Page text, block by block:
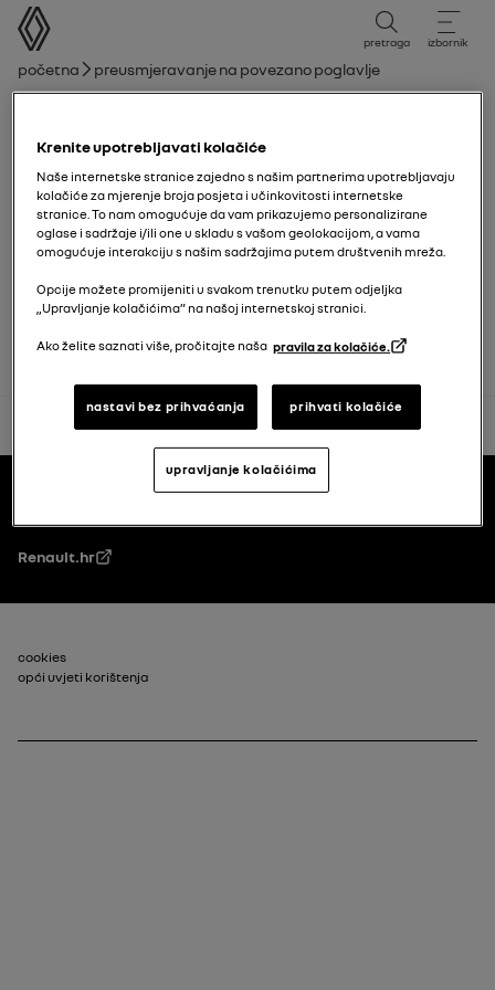
korisnički priručnik
pretraga izbornik
mrvice
Početna Preusmjeravanje na povezano poglavlje
Pristup motoru, razine
Akumulator:
otklanjanje kvara
natrag na vrh
Renault.hr
Footer_2
cookies
opći uvjeti korištenja
Krenite upotrebljavati kolačiće
Naše internetske stranice zajedno s našim partnerima upotrebljavaju
kolačiće za mjerenje broja posjeta i učinkovitosti internetske
stranice. To nam omogućuje da vam prikazujemo personalizirane
oglase i sadržaje i/ili one u skladu s vašom geolokacijom, a vama
omogućuje interakciju s našim sadržajima putem društvenih mreža.
Opcije možete promijeniti u svakom trenutku putem odjeljka
„Upravljanje kolačićima” na našoj internetskoj stranici.
Ako želite saznati više, pročitajte naša pravila za kolačiće.
nastavi bez prihvaćanja prihvati kolačiće
upravljanje kolačićima